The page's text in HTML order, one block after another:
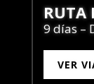
RUTA
9 días –
VER